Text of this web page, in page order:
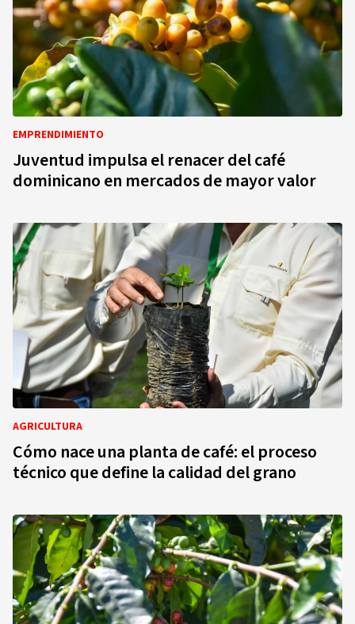
EMPRENDIMIENTO
Juventud impulsa el renacer del café
dominicano en mercados de mayor valor
AGRICULTURA
Cómo nace una planta de café: el proceso
técnico que define la calidad del grano